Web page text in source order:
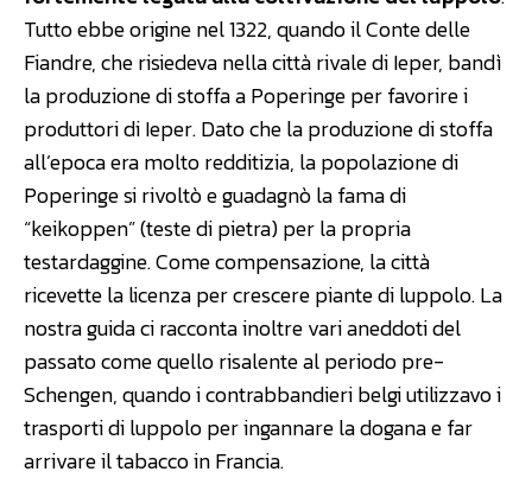
Tutto ebbe origine nel 1322, quando il Conte delle
Fiandre, che risiedeva nella città rivale di Ieper, bandì
la produzione di stoffa a Poperinge per favorire i
produttori di Ieper. Dato che la produzione di stoffa
all’epoca era molto redditizia, la popolazione di
Poperinge si rivoltò e guadagnò la fama di
“keikoppen” (teste di pietra) per la propria
testardaggine. Come compensazione, la città
ricevette la licenza per crescere piante di luppolo. La
nostra guida ci racconta inoltre vari aneddoti del
passato come quello risalente al periodo pre-
Schengen, quando i contrabbandieri belgi utilizzavo i
trasporti di luppolo per ingannare la dogana e far
arrivare il tabacco in Francia.